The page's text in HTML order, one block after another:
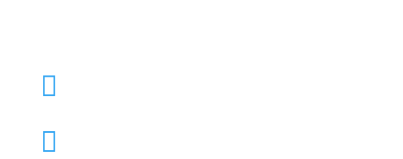

